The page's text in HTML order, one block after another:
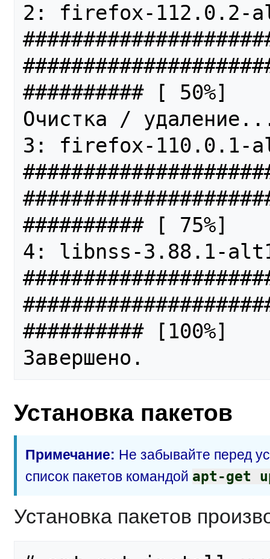
2: firefox-112.0.2-
########## [ 50%]
Очистка /
3: firefox-110.0.1-
########## [ 75%]
4: libnss-3.88.1-
########## [100%]
Установка пакетов
Примечание: Не забывайте перед
список пакетов командой apt-get
Установка пакетов